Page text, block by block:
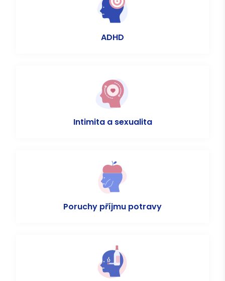
ADHD
Intimita a sexualita
Poruchy příjmu potravy